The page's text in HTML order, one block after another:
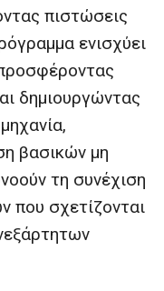
πιστώσεις
ενισχύει
δημιουργώντας
βασικών μη
τη συνέχιση
που σχετίζονται